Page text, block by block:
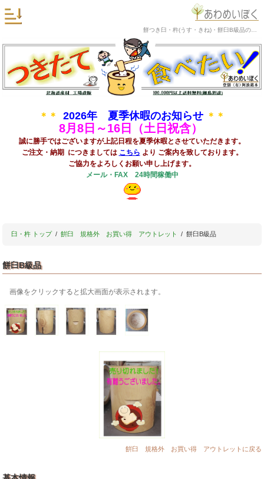
＊＊ 2026年 夏季休暇のお知らせ ＊＊
8月8日～16日（土日祝含）
誠に勝手ではございますが上記日程を夏季休暇とさせていただきます。
ご注文・納期 につきましては こちら より ご案内を致しております。
ご協力をよろしくお願い申し上げます。
メール・FAX 24時間稼働中
臼・杵 トップ 餠臼 規格外 お買い得 アウトレット 餅臼B級品
餅臼B級品
画像をクリックすると拡大画面が表示されます。
餠臼 規格外 お買い得 アウトレットに戻る